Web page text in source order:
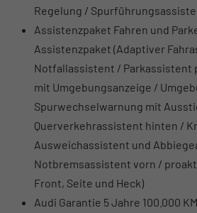
Regelung /
Assistenzpaket Fahren und
Assistenzpaket (Adaptiver
Notfallassistent / Parkassistent
mit Umgebungsanzeige /
Spurwechselwarnung mit
Querverkehrassistent hinten /
Ausweichassistent und
Notbremsassistent vorn /
Front, Seite und Heck)
Audi Garantie 5 Jahre 100.000 KM